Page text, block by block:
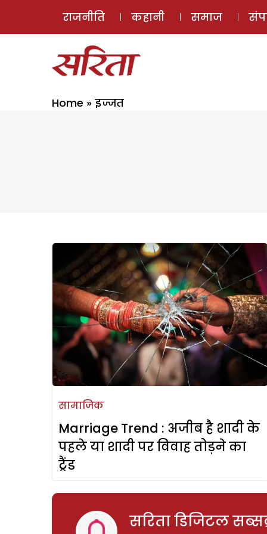
राजनीति कहानी समाज
Home » इज्जत
सामाजिक
Marriage Trend : अजीब है शादी के
पहले या शादी पर विवाह तोड़ने का
ट्रैंड
सरिता डिजिटल